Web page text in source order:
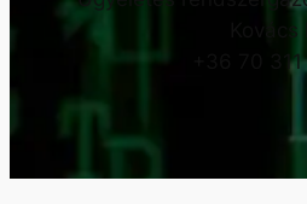
Kovács
+36 70 311